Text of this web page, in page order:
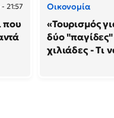
21:57
που
Οικονομία
«Τουρισμός
δύο
χιλιάδες - Τι